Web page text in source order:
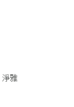
雅​